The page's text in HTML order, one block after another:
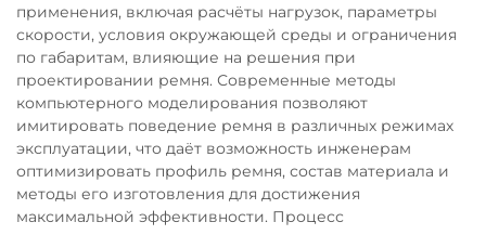
применения, включая расчёты нагрузок, параметры
скорости, условия окружающей среды и ограничения
по габаритам, влияющие на решения при
проектировании ремня. Современные методы
компьютерного моделирования позволяют
имитировать поведение ремня в различных режимах
эксплуатации, что даёт возможность инженерам
оптимизировать профиль ремня, состав материала и
методы его изготовления для достижения
максимальной эффективности. Процесс